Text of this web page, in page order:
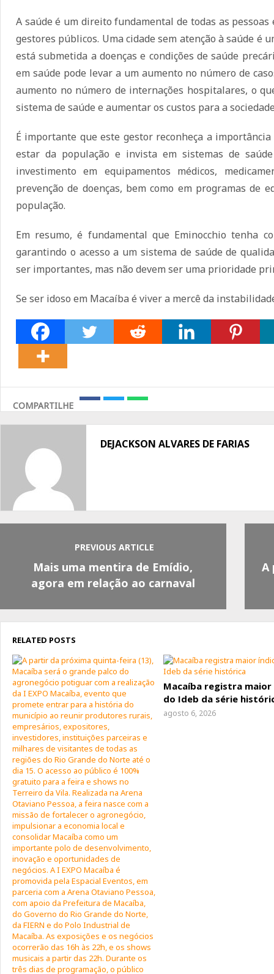
A saúde é um direito fundamental de todas as
gestores públicos. Uma cidade sem atenção à saúde é
está submetida a doenças e condições de saúde
em saúde pode levar a um aumento no número de
aumento no número de internações hospitalares, o
sistema de saúde e aumentar os custos para a
É importante que este gestor reconheça a
estar da população e invista em sistemas de
investimento em equipamentos médicos,
prevenção de doenças, bem como em programas de
população.
Em resumo, é fundamental que Eminocchio tenha
garantindo o acesso a um sistema de saúde de
ser importantes, mas não devem ser uma prioridade
Se ser idoso em Macaíba é viver a mercê da
COMPARTILHE
on
Facebook
on
Twitter
on
Whatsapp
DEJACKSON ALVARES DE FARIAS
PREVIOUS ARTICLE
Mais uma mentira de Emídio,
agora em relação ao carnaval
A
RELATED POSTS
Macaíba registra maior
do Ideb da série
agosto 6, 2026